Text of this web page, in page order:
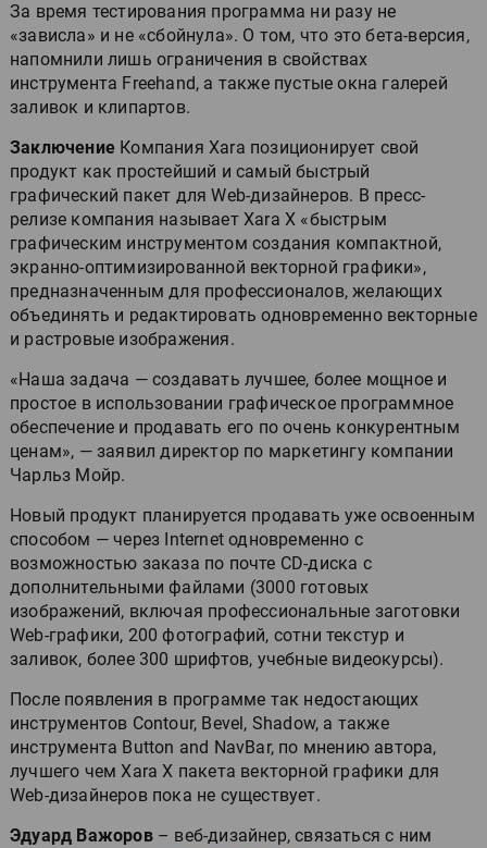
За время тестирования программа ни разу не
«зависла» и не «сбойнула». О том, что это бета-версия,
напомнили лишь ограничения в свойствах
инструмента Freehand, а также пустые окна галерей
заливок и клипартов.
Заключение Компания Xara позиционирует свой
продукт как простейший и самый быстрый
графический пакет для Web-дизайнеров. В пресс-
релизе компания называет Xara X «быстрым
графическим инструментом создания компактной,
экранно-оптимизированной векторной графики»,
предназначенным для профессионалов, желающих
объединять и редактировать одновременно векторные
и растровые изображения.
«Наша задача — создавать лучшее, более мощное и
простое в использовании графическое программное
обеспечение и продавать его по очень конкурентным
ценам», — заявил директор по маркетингу компании
Чарльз Мойр.
Новый продукт планируется продавать уже освоенным
способом — через Internet одновременно с
возможностью заказа по почте CD-диска с
дополнительными файлами (3000 готовых
изображений, включая профессиональные заготовки
Web-графики, 200 фотографий, сотни текстур и
заливок, более 300 шрифтов, учебные видеокурсы).
После появления в программе так недостающих
инструментов Contour, Bevel, Shadow, а также
инструмента Button and NavBar, по мнению автора,
лучшего чем Xara X пакета векторной графики для
Web-дизайнеров пока не существует.
Эдуард Важоров– веб-дизайнер, связаться с ним